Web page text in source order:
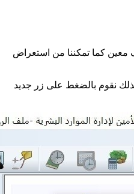
معين كما تمكننا من استعراض
الساعية في البداية لذلك نقوم بالضغط على زر جديد